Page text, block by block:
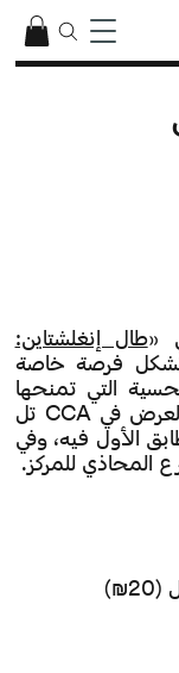
«طال إنغلشتاين:
تشكل فرصة خاصة
التي تمنحها
الأعمال التي انتجت خصيصًا من أجل العرض في CCA تل
الأول فيه، وفي